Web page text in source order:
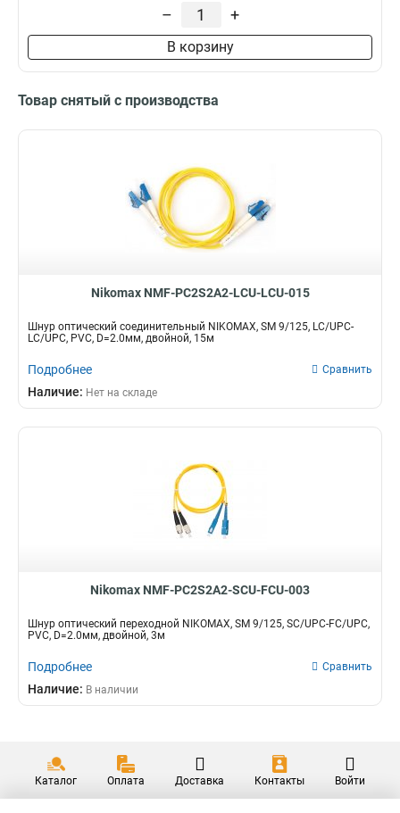
– +
В корзину
Товар снятый с производства
Nikomax NMF-PC2S2A2-LCU-LCU-015
Шнур оптический соединительный NIKOMAX, SM 9/125, LC/UPC-
LC/UPC, PVC, D=2.0мм, двойной, 15м
Подробнее Сравнить
Наличие: Нет на складе
Nikomax NMF-PC2S2A2-SCU-FCU-003
Шнур оптический переходной NIKOMAX, SM 9/125, SC/UPC-FC/UPC,
PVC, D=2.0мм, двойной, 3м
Подробнее Сравнить
Наличие: В наличии
Каталог Оплата Доставка Контакты Войти